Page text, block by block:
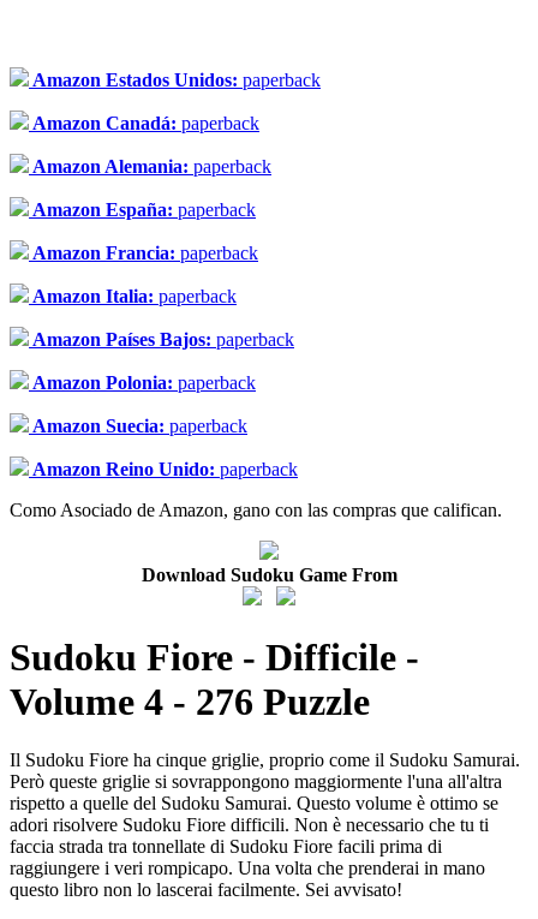
Amazon Estados Unidos: paperback
Amazon Canadá: paperback
Amazon Alemania: paperback
Amazon España: paperback
Amazon Francia: paperback
Amazon Italia: paperback
Amazon Países Bajos: paperback
Amazon Polonia: paperback
Amazon Suecia: paperback
Amazon Reino Unido: paperback
Como Asociado de Amazon, gano con las compras que califican.
Download Sudoku Game From
Sudoku Fiore - Difficile -
Volume 4 - 276 Puzzle
Il Sudoku Fiore ha cinque griglie, proprio come il Sudoku Samurai.
Però queste griglie si sovrappongono maggiormente l'una all'altra
rispetto a quelle del Sudoku Samurai. Questo volume è ottimo se
adori risolvere Sudoku Fiore difficili. Non è necessario che tu ti
faccia strada tra tonnellate di Sudoku Fiore facili prima di
raggiungere i veri rompicapo. Una volta che prenderai in mano
questo libro non lo lascerai facilmente. Sei avvisato!